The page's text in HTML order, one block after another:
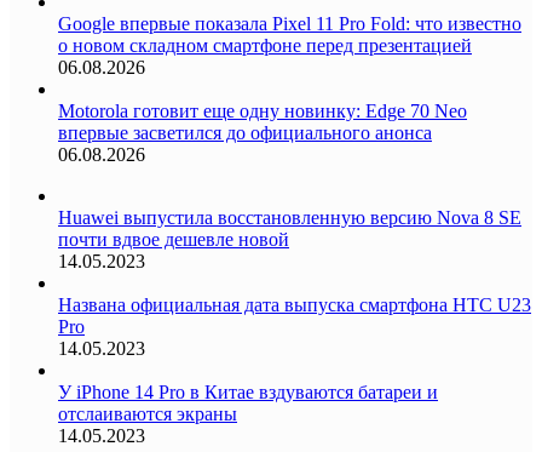
Google впервые показала Pixel 11 Pro Fold: что известно
о новом складном смартфоне перед презентацией
06.08.2026
Motorola готовит еще одну новинку: Edge 70 Neo
впервые засветился до официального анонса
06.08.2026
Huawei выпустила восстановленную версию Nova 8 SE
почти вдвое дешевле новой
14.05.2023
Названа официальная дата выпуска смартфона HTC U23
Pro
14.05.2023
У iPhone 14 Pro в Китае вздуваются батареи и
отслаиваются экраны
14.05.2023